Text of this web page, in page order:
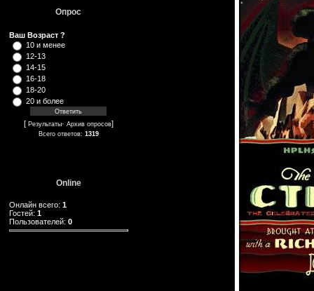
Опрос
Ваш Возраст ?
10 и менее
12-13
14-15
16-18
18-20
20 и более
[ Результаты· Архив опросов]
Всего ответов: 1319
Online
Онлайн всего: 1
Гостей: 1
Пользователей: 0